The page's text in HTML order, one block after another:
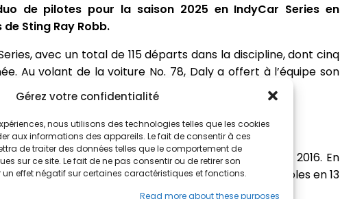
Gérez votre confidentialité
nous utilisons des technologies telles que les cookies
aux informations des appareils. Le fait de consentir à ces
de traiter des données telles que le comportement de
sur ce site. Le fait de ne pas consentir ou de retirer son
effet négatif sur certaines caractéristiques et fonctions.
Read more about these purposes
de pilotes pour la saison 2025 en IndyCar Series en
Sting Ray Robb.
avec un total de 115 départs dans la discipline, dont cinq
Au volant de la voiture No. 78, Daly a offert à l’équipe son
IndyCar Series, une deuxième place à Detroit en 2016. En
avec Juncos Racing, avec sept victoires et neuf poles en 13